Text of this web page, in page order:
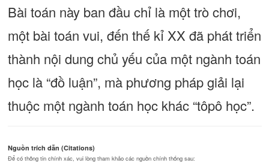
Bài toán này ban đầu chỉ là một trò chơi,
một bài toán vui, đến thế kỉ XX đã phát triển
thành nội dung chủ yếu của một ngành toán
học là “đồ luận”, mà phương pháp giải lại
thuộc một ngành toán học khác “tôpô học”.
Nguồn trích dẫn (Citations)
Để có thông tin chính xác, vui lòng tham khảo các nguồn chính thống sau: